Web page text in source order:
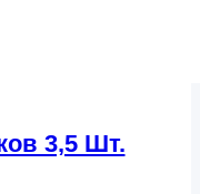
3,5 Шт.